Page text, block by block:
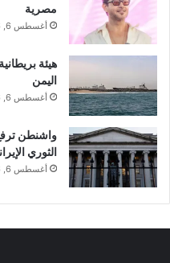
مصرية
أغسطس 6, 2026
هيئة
اليمن
أغسطس 6, 2026
واشنطن
الثوري
أغسطس 6, 2026